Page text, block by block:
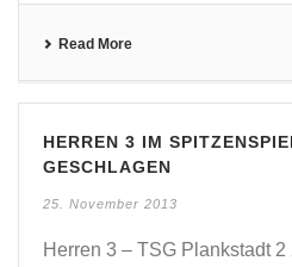
Read More
HERREN 3 IM
GESCHLAGEN
25. November 2013
Herren 3 – TSG Plankstadt 2